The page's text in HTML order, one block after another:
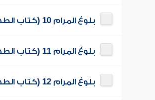
بلوغ المرام 10 (كتاب الطهارة - باب نواقض الوضوء 2)
بلوغ المرام 11 (كتاب الطهارة - باب قضاء الحاجة 1)
بلوغ المرام 12 (كتاب الطهارة - باب قضاء الحاجة 2)